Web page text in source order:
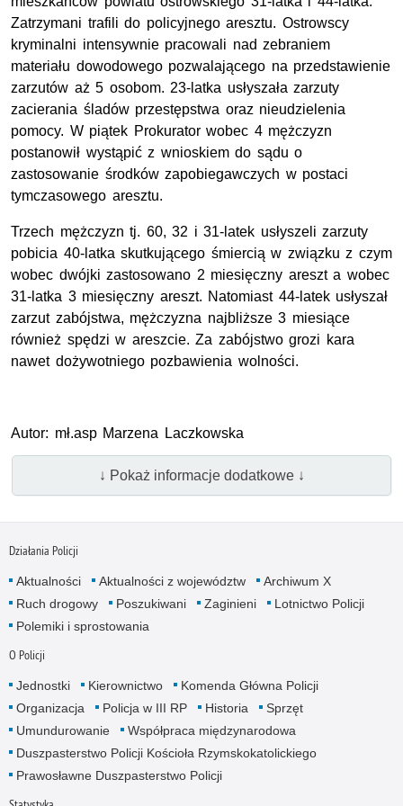
Zatrzymani trafili do policyjnego aresztu. Ostrowscy
kryminalni intensywnie pracowali nad zebraniem
materiału dowodowego pozwalającego na przedstawienie
zarzutów aż 5 osobom. 23-latka usłyszała zarzuty
zacierania śladów przestępstwa oraz nieudzielenia
pomocy. W piątek Prokurator wobec 4 mężczyzn
postanowił wystąpić z wnioskiem do sądu o
zastosowanie środków zapobiegawczych w postaci
tymczasowego aresztu.
Trzech mężczyzn tj. 60, 32 i 31-latek usłyszeli zarzuty
pobicia 40-latka skutkującego śmiercią w związku z czym
wobec dwójki zastosowano 2 miesięczny areszt a wobec
31-latka 3 miesięczny areszt. Natomiast 44-latek usłyszał
zarzut zabójstwa, mężczyzna najbliższe 3 miesiące
również spędzi w areszcie. Za zabójstwo grozi kara
nawet dożywotniego pozbawienia wolności.
Autor: mł.asp Marzena Laczkowska
↓ Pokaż informacje dodatkowe ↓
Działania Policji
Aktualności Aktualności z województw
Archiwum X
Ruch drogowy
Poszukiwani Zaginieni
Lotnictwo Policji
Polemiki i sprostowania
O Policji
Jednostki Kierownictwo
Komenda Główna Policji
Organizacja
Policja w III RP Historia
Sprzęt
Umundurowanie
Współpraca międzynarodowa
Duszpasterstwo Policji Kościoła Rzymskokatolickiego
Prawosławne Duszpasterstwo Policji